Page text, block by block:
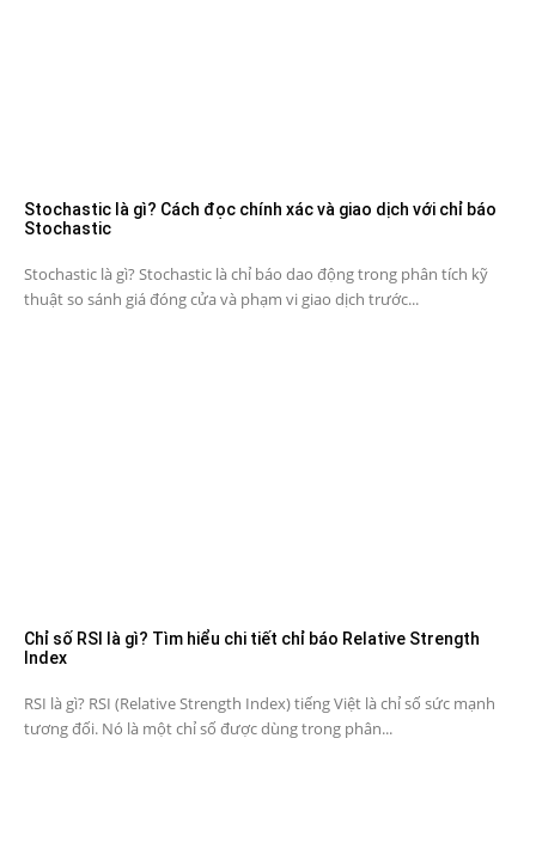
Stochastic là gì? Cách đọc chính xác và giao dịch với chỉ báo
Stochastic
Stochastic là gì? Stochastic là chỉ báo dao động trong phân tích kỹ
thuật so sánh giá đóng cửa và phạm vi giao dịch trước...
Chỉ số RSI là gì? Tìm hiểu chi tiết chỉ báo Relative Strength
Index
RSI là gì? RSI (Relative Strength Index) tiếng Việt là chỉ số sức mạnh
tương đối. Nó là một chỉ số được dùng trong phân...